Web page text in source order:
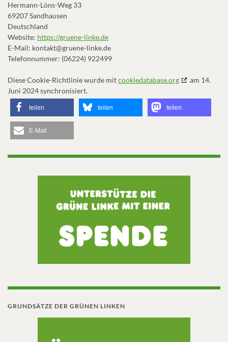
Hermann-Löns-Weg 33
69207 Sandhausen
Deutschland
Website: https://gruene-linke.de
E-Mail: kontakt@gruene-linke.de
Telefonnummer: (06224) 922499
Diese Cookie-Richtlinie wurde mitcookiedatabase.org
am 14.
Juni 2024 synchronisiert.
teilen teilen teilen
E-Mail
GRUNDSÄTZE DER GRÜNEN LINKEN